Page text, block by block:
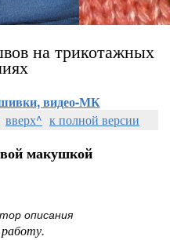
на трикотажных
видео-МК
вверх^ к полной версии
макушкой
описания